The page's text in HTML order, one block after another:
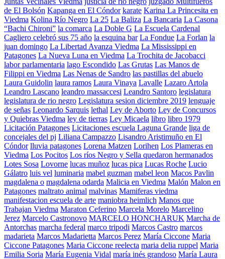
de El Bolsón Kapanga en El Cóndor karate Karina La Princesita en
Viedma Kolina Río Negro La 25 La Baliza La Bancaria La Casona
“Bachi Chironi” la comarca La Doble G La Escuela Cardenal
Cagliero celebró sus 75 año la esquina bar La Fondue La Forlan la
juan domingo La Libertad Avanza Viedma La Mississippi en
Patagones La Nueva Luna en Viedma La Trochita de Jacobacci
labor parlamentaria lago Escondido Las Grutas Las Manos de
Filippi en Viedma Las Nenas de Sandro las pastillas del abuelo
Laura Guidolin laura ramos Laura Vinaya Lavalle Lazaro Artola
Leandro Lascano leandro massaccesi Leandro Santoro legislatura
legislatura de rio negro Legislatura sesion diciembre 2019 lenguaje
de señas Leonardo Sarquis lethal Ley de Aborto Ley de Concursos
y Quiebras Viedma ley de tierras Ley Micaela libro libro 1979
Licitación Patagones Licitaciones escuela Laguna Grande liga de
concejales del pj Liliana Campazzo Lisandro Aristimuño en El
Cóndor lluvia patagones Lorena Matzen Lorihen Los Plameras en
Viedma Los Pocitos Los ríos Negro y Sella quedaron hermanados
Lotes Sosa Lovorne lucas muñoz lucas pica Lucas Roche Lucio
Gálatro luis vel luminaria mabel guzman mabel leon Macos Pavlin
magdalena o magdalena odarda Malicia en Viedma Malón Malon en
Patagones maltrato animal malvinas Mamiferas viedma
manifestacion escuela de arte maniobra heimlich Manos que
Trabajan Viedma Maraton Ceferino Marcela Morelo Marcelino
Jerez Marcelo Castronovo MARCELO HONCHARUK Marcha de
Antorchas marcha federal marco tripodi Marcos Castro marcos
madarieta Marcos Madarietta Marcos Perez María Ciccone Maria
Ciccone Patagones Maria Ciccone reelecta maria delia ruppel Maria
Emilia Soria María Eugenia Vidal maría inés grandoso María Laura